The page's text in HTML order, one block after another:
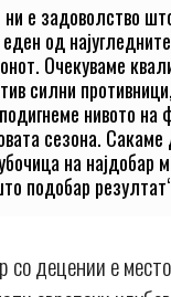
е задоволство
од
Очекуваме
силни
нивото
сезона. Сакаме
на најдобар
подобар
децении е